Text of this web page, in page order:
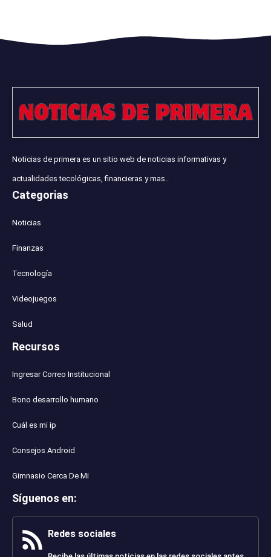
Noticias de primera es un sitio web de noticias informativas y
actualidades tecológicas, financieras y mas..
Categorias
Noticias
Finanzas
Tecnología
Videojuegos
Salud
Recursos
Ingresar Correo Institucional
Bono desarrollo humano
Cuál es mi ip
Consejos Android
Gimnasio Cerca De Mi
Síguenos en:
Redes sociales